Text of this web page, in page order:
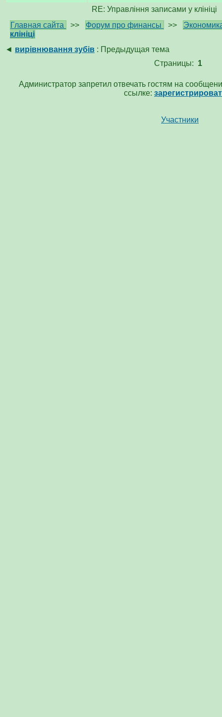
RE: Управління записами у клініці
Главная сайта
>> Форум про финансы >>
клініці
◄ вирівнювання зубів : Предыдущая тема
Страницы: 1
Администратор запретил отвечать гостям на
ссылке:
Участники